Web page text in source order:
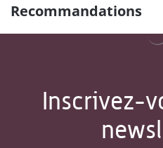
Recommandations
Inscrivez-